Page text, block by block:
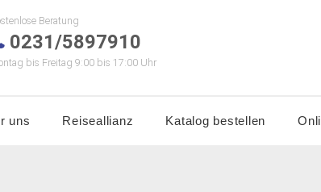
Beratung
0231/5897910
bis Freitag 9:00 bis 17:00 Uhr
uns Reiseallianz Katalog bestellen